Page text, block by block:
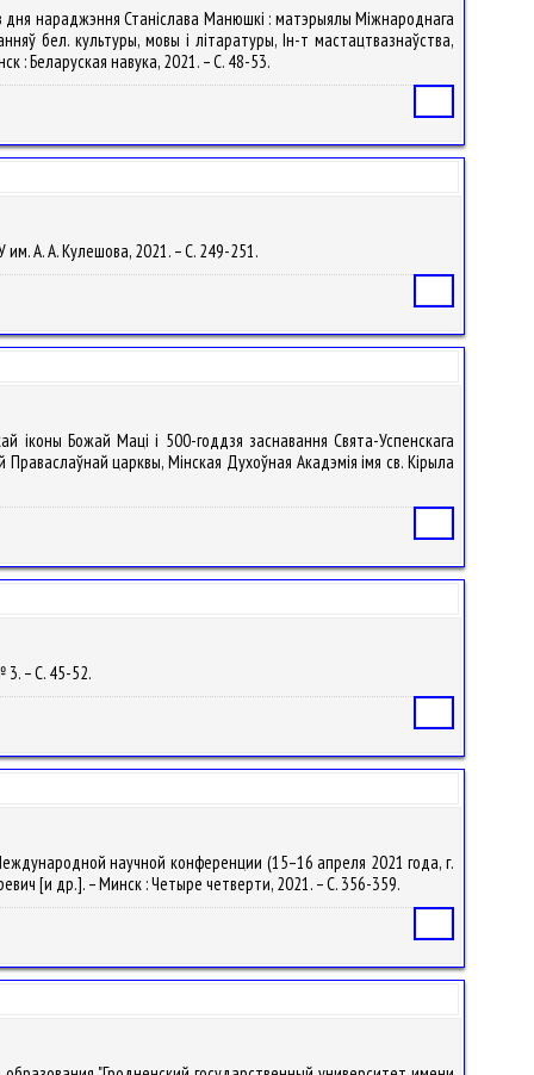
дня нараджэння Станіслава Манюшкі : матэрыялы Міжнароднага
бел. культуры, мовы і літаратуры, Ін-т мастацтвазнаўства,
: Беларуская навука, 2021. – С. 48-53.
А. А. Кулешова, 2021. – С. 249-251.
іконы Божай Маці і 500-годдзя заснавання Свята-Успенскага
царквы, Мінская Духоўная Акадэмія імя св. Кірыла
3. – С. 45-52.
научной конференции (15–16 апреля 2021 года, г.
[и др.]. – Минск : Четыре четверти, 2021. – С. 356-359.